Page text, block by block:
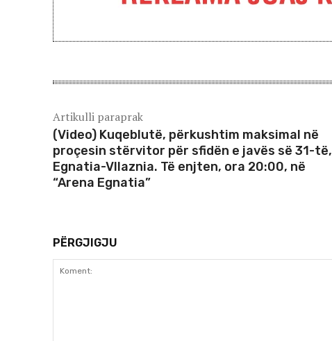
Artikulli paraprak
(Video) Kuqeblutë, përkushtim maksimal në
proçesin stërvitor për sfidën e javës së 31-të,
Egnatia-Vllaznia. Të enjten, ora 20:00, në
“Arena Egnatia”
PËRGJIGJU